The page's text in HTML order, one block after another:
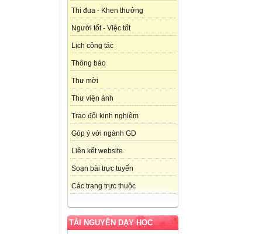
Thi đua - Khen thưởng
Người tốt - Việc tốt
Lịch công tác
Thông báo
Thư mời
Thư viện ảnh
Trao đổi kinh nghiệm
Góp ý với ngành GD
Liên kết website
Soạn bài trực tuyến
Các trang trực thuộc
TÀI NGUYÊN DẠY HỌC